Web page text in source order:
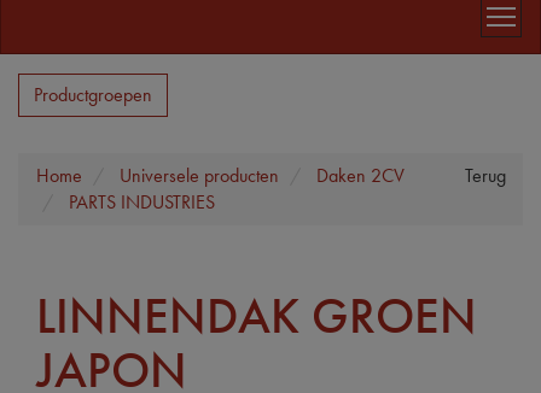
Productgroepen
Terug
Home Universele producten
Daken 2CV
PARTS INDUSTRIES
LINNENDAK GROEN
JAPON